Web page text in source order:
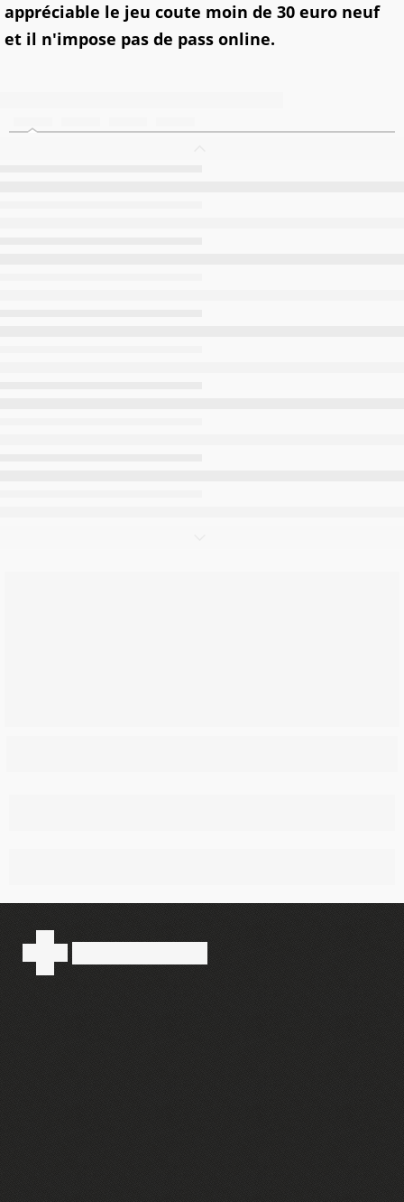
appréciable le jeu coute moin de 30 euro neuf
et il n'impose pas de pass online.